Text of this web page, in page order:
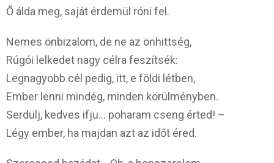
Ő álda meg, saját érdemül róni fel.
Nemes önbizalom, de ne az önhittség,
Rúgói lelkedet nagy célra feszítsék:
Legnagyobb cél pedig, itt, e földi létben,
Ember lenni mindég, minden körülményben.
Serdülj, kedves ifju… poharam cseng érted! –
Légy ember, ha majdan azt az időt éred.